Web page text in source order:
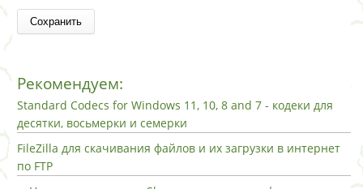
Рекомендуем:
Standard Codecs for Windows 11, 10, 8 and 7 - кодеки для
десятки, восьмерки и семерки
FileZilla для скачивания файлов и их загрузки в интернет
по FTP